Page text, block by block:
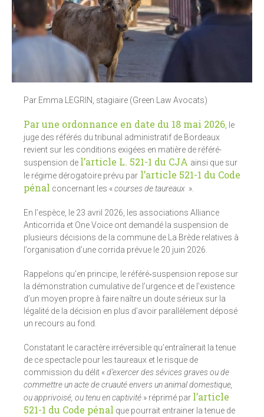
Par Emma LEGRIN, stagiaire (Green Law Avocats)
Par une ordonnance en date du 18 mai 2026 , le
juge des référés du tribunal administratif de Bordeaux
revient sur les conditions exigées en matière de référé-
suspension de l’article L. 521-1 du CJA ainsi que sur
le régime dérogatoire prévu par l’article 521-1 du Code
pénal concernant les «courses de taureaux ».
En l’espèce, le 23 avril 2026, les associations Alliance
Anticorrida et One Voice ont demandé la suspension de
plusieurs décisions de la commune de La Brède relatives à
l’organisation d’une corrida prévue le 20 juin 2026.
Rappelons qu’en principe, le référé‑suspension repose sur
la démonstration cumulative de l’urgence et de l’existence
d’un moyen propre à faire naître un doute sérieux sur la
légalité de la décision en plus d’avoir parallèlement déposé
un recours au fond.
Constatant le caractère irréversible qu’entraînerait la tenue
de ce spectacle pour les taureaux et le risque de
commission du délit «d’exercer des sévices graves ou de
commettre un acte de cruauté envers un animal domestique,
ou apprivoisé, ou tenu en captivité » réprimé par l’article
521-1 du Code pénal que pourrait entrainer la tenue de